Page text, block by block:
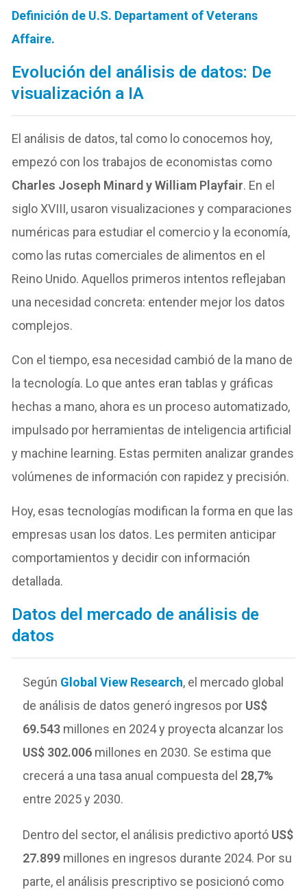
Definición de U.S. Departament of Veterans
Affaire.
Evolución del análisis de datos: De
visualización a IA
El análisis de datos, tal como lo conocemos hoy,
empezó con los trabajos de economistas como
Charles Joseph Minard y William Playfair. En el
siglo XVIII, usaron visualizaciones y comparaciones
numéricas para estudiar el comercio y la economía,
como las rutas comerciales de alimentos en el
Reino Unido. Aquellos primeros intentos reflejaban
una necesidad concreta: entender mejor los datos
complejos.
Con el tiempo, esa necesidad cambió de la mano de
la tecnología. Lo que antes eran tablas y gráficas
hechas a mano, ahora es un proceso automatizado,
impulsado por herramientas de inteligencia artificial
y machine learning. Estas permiten analizar grandes
volúmenes de información con rapidez y precisión.
Hoy, esas tecnologías modifican la forma en que las
empresas usan los datos. Les permiten anticipar
comportamientos y decidir con información
detallada.
Datos del mercado de análisis de
datos
Según Global View Research, el mercado global
de análisis de datos generó ingresos por US$
69.543 millones en 2024 y proyecta alcanzar los
US$ 302.006 millones en 2030. Se estima que
crecerá a una tasa anual compuesta del 28,7%
entre 2025 y 2030.
Dentro del sector, el análisis predictivo aportó US$
27.899 millones en ingresos durante 2024. Por su
parte, el análisis prescriptivo se posicionó como